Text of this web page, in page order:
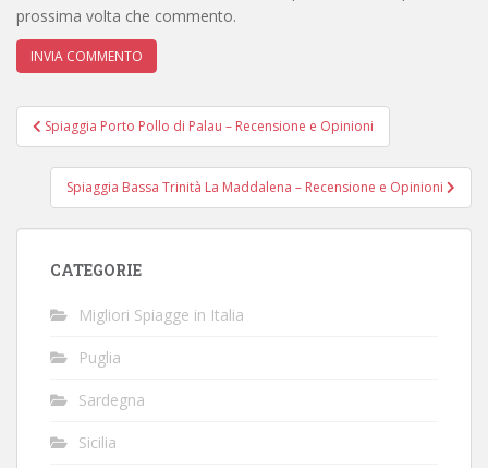
prossima volta che commento.
Navigazione
articoli
Spiaggia Porto Pollo di Palau – Recensione e Opinioni
Spiaggia Bassa Trinità La Maddalena – Recensione e Opinioni
CATEGORIE
Migliori Spiagge in Italia
Puglia
Sardegna
Sicilia